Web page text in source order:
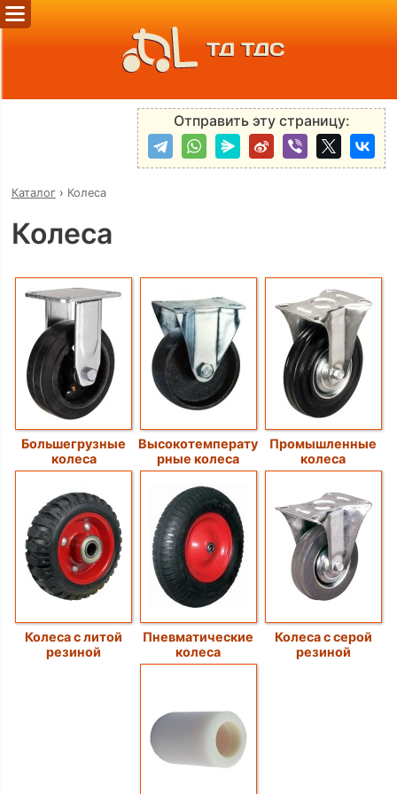
ТД ТДС
Отправить эту страницу:
Каталог› Колеса
Колеса
Большегрузные
колеса
Высокотемперату
рные колеса
Промышленные
колеса
Колеса с литой
резиной
Пневматические
колеса
Колеса с серой
резиной